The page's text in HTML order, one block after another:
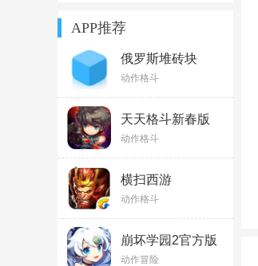
APP推荐
俄罗斯堆砖块
v1.10
动作格斗
天天格斗新春版
3.6.0
动作格斗
横扫西游
v2.11.077
动作格斗
崩坏学园2官方版
v13.0.8安卓版
动作冒险